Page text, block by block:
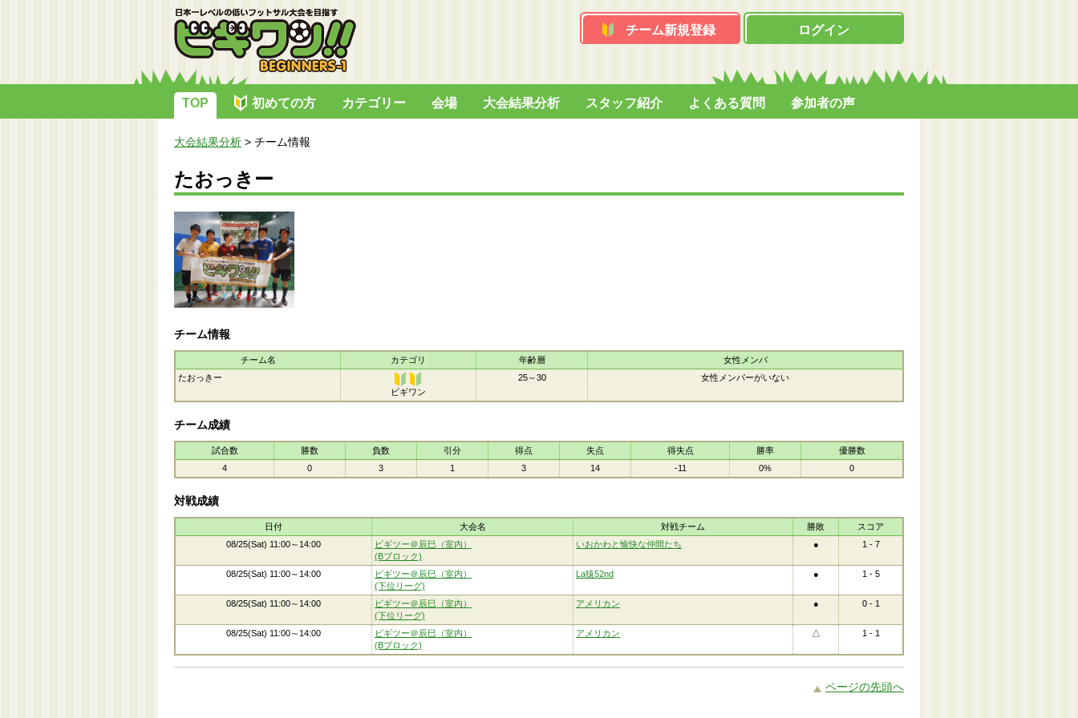
チーム新規登録 ログイン
TOP 初めての方 カテゴリー 会場 大会結果分析 スタッフ紹介 よくある質問 参加者の声
大会結果分析 > チーム情報
たおっきー
チーム情報
チーム名 カテゴリ 年齢層
女性メンバ
たおっきー
ビギワ
ン
ビギワン
25～30 女性メンバーがいない
チーム成績
試合数 勝数 負数 引分 得点 失点 得失点 勝率
優勝数
4
0 3 1 3 14 -11 0% 0
対戦成績
日付 大会名 対戦チーム 勝敗
スコア
08/25(Sat) 11:00～14:00
ビギツー＠辰巳（室内）
(Bブロック)
いおかわと愉快な仲間たち ● 1 - 7
08/25(Sat) 11:00～14:00
ビギツー＠辰巳（室内）
(下位リーグ)
La猿52nd ● 1 - 5
08/25(Sat) 11:00～14:00
ビギツー＠辰巳（室内）
(下位リーグ)
アメリカン ● 0 - 1
08/25(Sat) 11:00～14:00
ビギツー＠辰巳（室内）
(Bブロック)
アメリカン △ 1 - 1
ページの先頭へ